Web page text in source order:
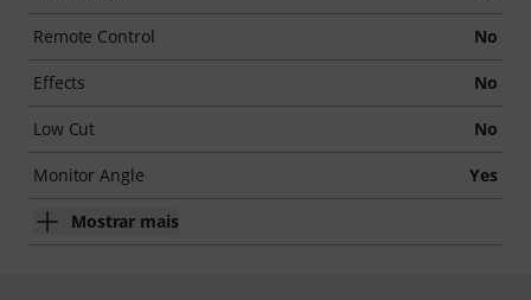
Remote Control No
Effects No
Low Cut No
Monitor Angle Yes
Mostrar mais